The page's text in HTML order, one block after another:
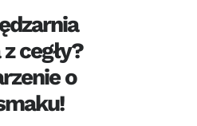
cegły?
o